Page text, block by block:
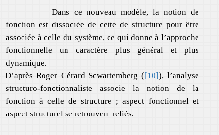
Dans ce nouveau modèle, la notion de
fonction est dissociée de cette de structure pour être
associée à celle du système, ce qui donne à l’approche
fonctionnelle un caractère plus général et plus
dynamique.
D’après Roger Gérard Scwartemberg ([10]), l’analyse
structuro-fonctionnaliste associe la notion de la
fonction à celle de structure ; aspect fonctionnel et
aspect structurel se retrouvent reliés.